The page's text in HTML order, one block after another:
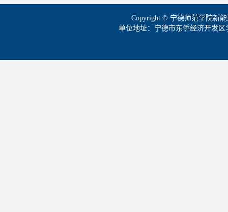
Copyright © 宁德师范学院新
单位地址：宁德市东侨经济开发